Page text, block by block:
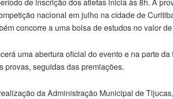
nacional em julho na cidade de
concorre a uma bolsa de estudos no valor
uma abertura oficial do evento e na parte da
provas, seguidas das premiações.
da Administração Municipal de